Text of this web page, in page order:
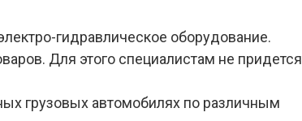
гидравлическое оборудование.
Для этого специалистам не придется
грузовых автомобилях по различным